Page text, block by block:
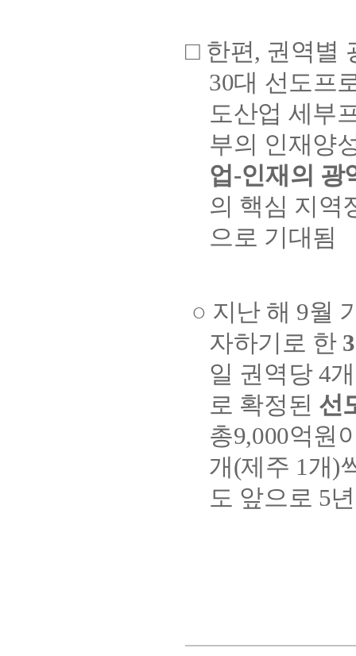
□ 한편, 권역별
30대 선도프
도산업 세부
부의 인재양
업-인재의 광
의 핵심 지역
으로 기대됨
○ 지난 해 9월
자하기로 한
일 권역당 4
로 확정된 선
총9,000억원
개(제주 1개)
도 앞으로 5